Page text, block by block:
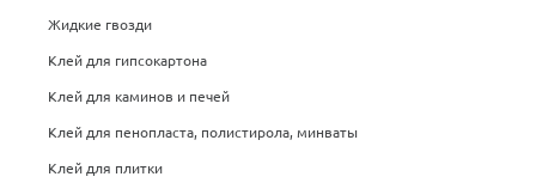
Жидкие гвозди
Клей для гипсокартона
Клей для каминов и печей
Клей для пенопласта, полистирола, минваты
Клей для плитки